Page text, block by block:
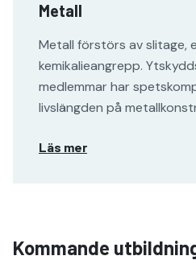
Metall
Metall förstörs av slitage,
kemikalieangrepp.
medlemmar har
livslängden på
Läs mer
Kommande